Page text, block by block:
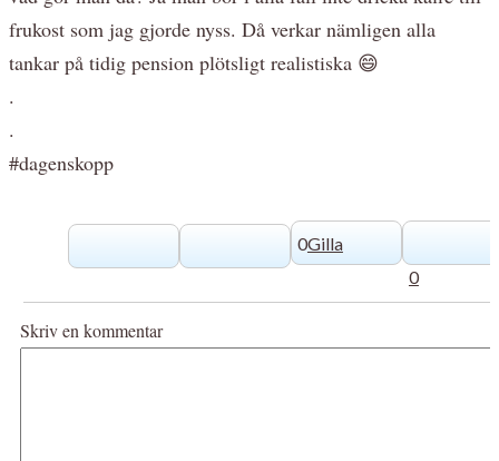
frukost som jag gjorde nyss. Då verkar nämligen alla
tankar på tidig pension plötsligt realistiska 😄
.
.
#dagenskopp
0Gilla
0
Skriv en kommentar